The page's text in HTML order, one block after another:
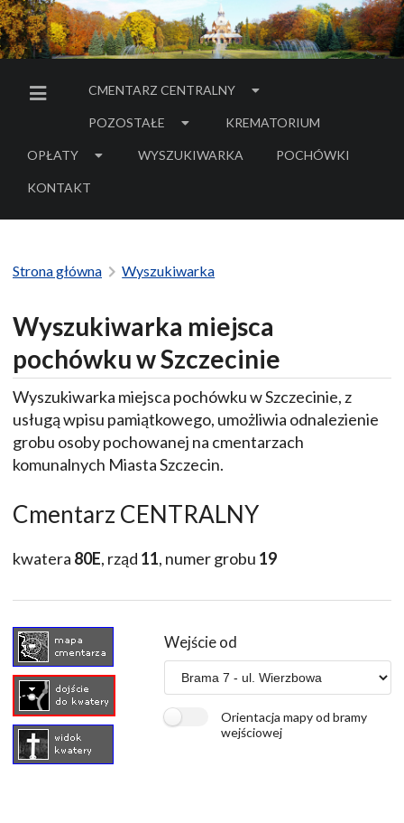
MENU BOCZNE
CMENTARZ CENTRALNY
POZOSTAŁE KREMATORIUM
OPŁATY WYSZUKIWARKA POCHÓWKI
- LINK DO SERWISU
KONTAKT
Strona główna Wyszukiwarka
Wyszukiwarka miejsca
pochówku w Szczecinie
Wyszukiwarka miejsca pochówku w Szczecinie, z
usługą wpisu pamiątkowego, umożliwia odnalezienie
grobu osoby pochowanej na cmentarzach
komunalnych Miasta Szczecin.
Cmentarz CENTRALNY
kwatera 80E, rząd 11, numer grobu 19
Wejście od
Orientacja mapy od bramy
wejściowej